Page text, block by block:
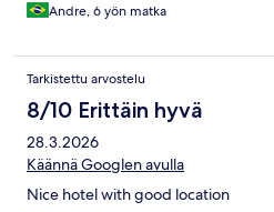
Andre, 6 yön matka
Tarkistettu arvostelu
8/10 Erittäin hyvä
28.3.2026
Käännä Googlen avulla
Nice hotel with good location